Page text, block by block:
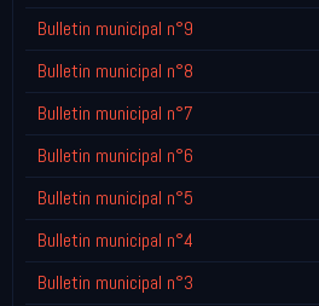
Bulletin municipal n°9
Bulletin municipal n°8
Bulletin municipal n°7
Bulletin municipal n°6
Bulletin municipal n°5
Bulletin municipal n°4
Bulletin municipal n°3